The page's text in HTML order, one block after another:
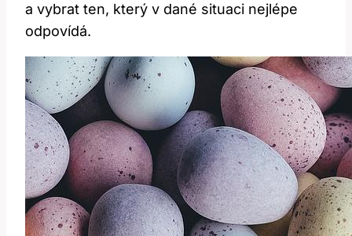
a vybrat ten, který v dané situaci nejlépe
odpovídá.